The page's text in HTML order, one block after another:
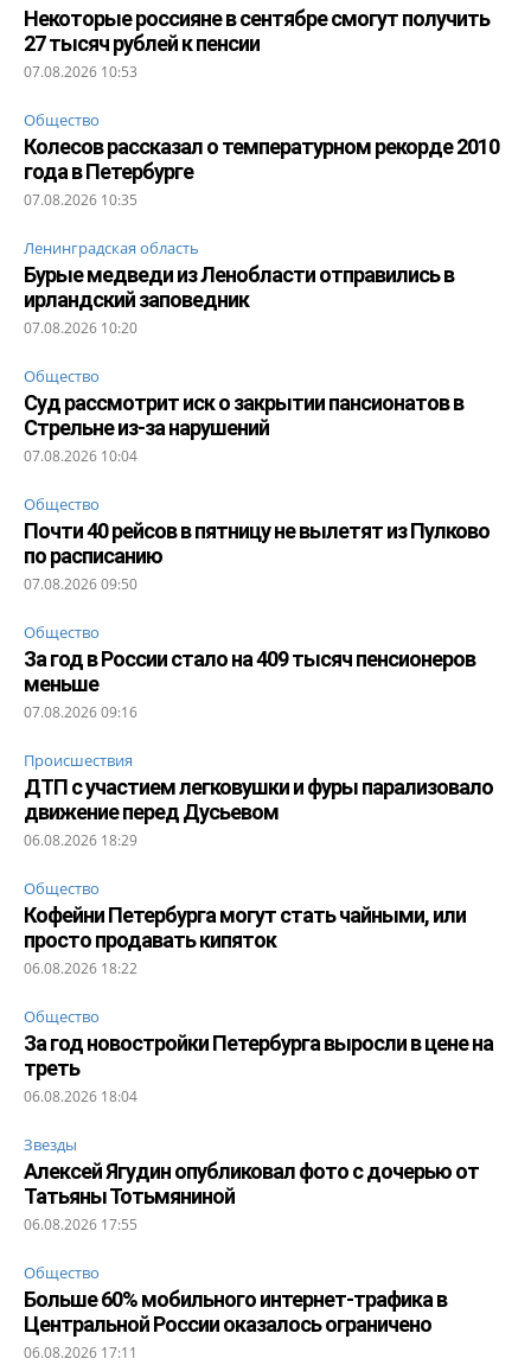
Некоторые россияне в сентябре смогут получить
27 тысяч рублей к пенсии
07.08.2026 10:53
Общество
Колесов рассказал о температурном рекорде 2010
года в Петербурге
07.08.2026 10:35
Ленинградская область
Бурые медведи из Ленобласти отправились в
ирландский заповедник
07.08.2026 10:20
Общество
Суд рассмотрит иск о закрытии пансионатов в
Стрельне из-за нарушений
07.08.2026 10:04
Общество
Почти 40 рейсов в пятницу не вылетят из Пулково
по расписанию
07.08.2026 09:50
Общество
За год в России стало на 409 тысяч пенсионеров
меньше
07.08.2026 09:16
Происшествия
ДТП с участием легковушки и фуры парализовало
движение перед Дусьевом
06.08.2026 18:29
Общество
Кофейни Петербурга могут стать чайными, или
просто продавать кипяток
06.08.2026 18:22
Общество
За год новостройки Петербурга выросли в цене на
треть
06.08.2026 18:04
Звезды
Алексей Ягудин опубликовал фото с дочерью от
Татьяны Тотьмяниной
06.08.2026 17:55
Общество
Больше 60% мобильного интернет-трафика в
Центральной России оказалось ограничено
06.08.2026 17:11